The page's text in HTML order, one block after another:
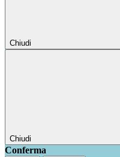
Chiudi
Chiudi
Conferma